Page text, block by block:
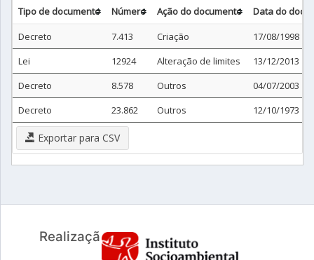
Tipo de documento Número Ação do documento
Data do
Decreto
7.413 Criação
17/08/1998
Lei
12924 Alteração de limites
13/12/2013
Decreto
8.578 Outros
04/07/2003
Decreto
23.862 Outros 12/10/1973
Exportar para CSV